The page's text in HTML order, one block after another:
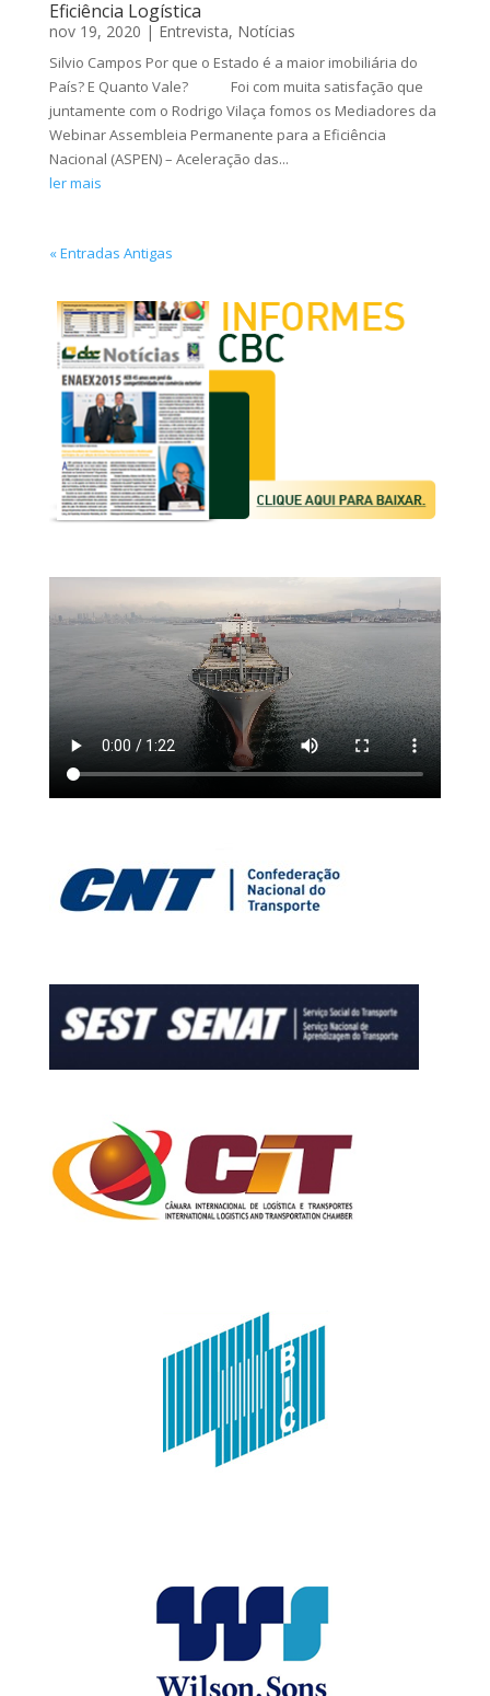
Eficiência Logística
nov 19, 2020 | Entrevista, Notícias
Silvio Campos Por que o Estado é a maior imobiliária do
País? E Quanto Vale? Foi com muita satisfação que
juntamente com o Rodrigo Vilaça fomos os Mediadores da
Webinar Assembleia Permanente para a Eficiência
Nacional (ASPEN) – Aceleração das...
ler mais
« Entradas Antigas